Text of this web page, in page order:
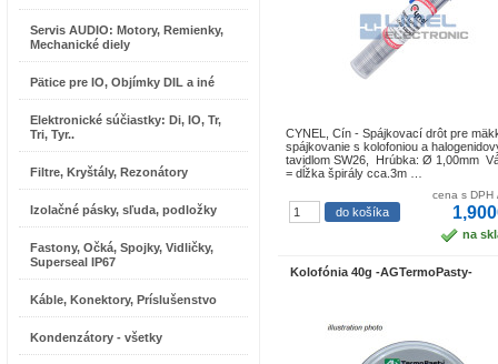
Servis AUDIO: Motory, Remienky,
Mechanické diely
Pätice pre IO, Objímky DIL a iné
Elektronické súčiastky: Di, IO, Tr,
Tri, Tyr..
Filtre, Kryštály, Rezonátory
Izolačné pásky, sľuda, podložky
Fastony, Očká, Spojky, Vidličky,
Superseal IP67
Káble, Konektory, Príslušenstvo
Kondenzátory - všetky
CYNEL, Cín - Spájkovací drôt pre
spájkovanie s kolofoniou a
tavidlom SW26, Hrúbka: Ø 1,00mm
= dĺžka špirály cca.3m …
cena s DPH
na
Kolofónia 40g -AGTermoPasty-